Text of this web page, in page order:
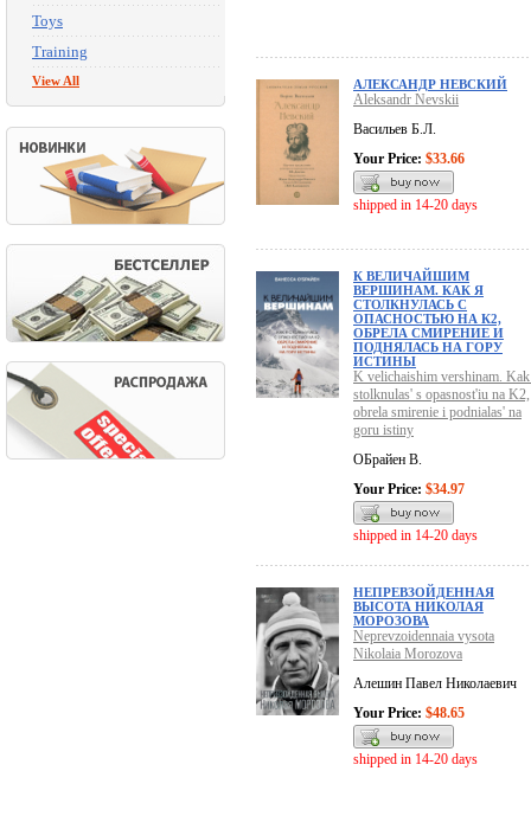
Toys
Training
View All АЛЕКСАНДР НЕВСКИЙ
Aleksandr Nevskii
Васильев Б.Л.
Your Price: $33.66
shipped in 14-20 days
К ВЕЛИЧАЙШИМ
ВЕРШИНАМ. КАК Я
СТОЛКНУЛАСЬ С
ОПАСНОСТЬЮ НА К2,
ОБРЕЛА СМИРЕНИЕ И
ПОДНЯЛАСЬ НА ГОРУ
ИСТИНЫ
K velichaishim vershinam.
stolknulas' s opasnost'iu na K2,
obrela smirenie i podnialas' na
goru istiny
ОБрайен В.
Your Price: $34.97
shipped in 14-20 days
НЕПРЕВЗОЙДЕННАЯ
ВЫСОТА НИКОЛАЯ
МОРОЗОВА
Neprevzoidennaia vysota
Nikolaia Morozova
Алешин Павел Николаевич
Your Price: $48.65
shipped in 14-20 days